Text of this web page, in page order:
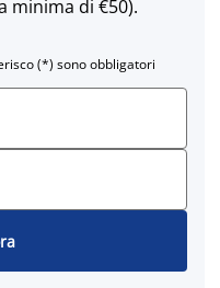
minima di €50).
(*) sono obbligatori